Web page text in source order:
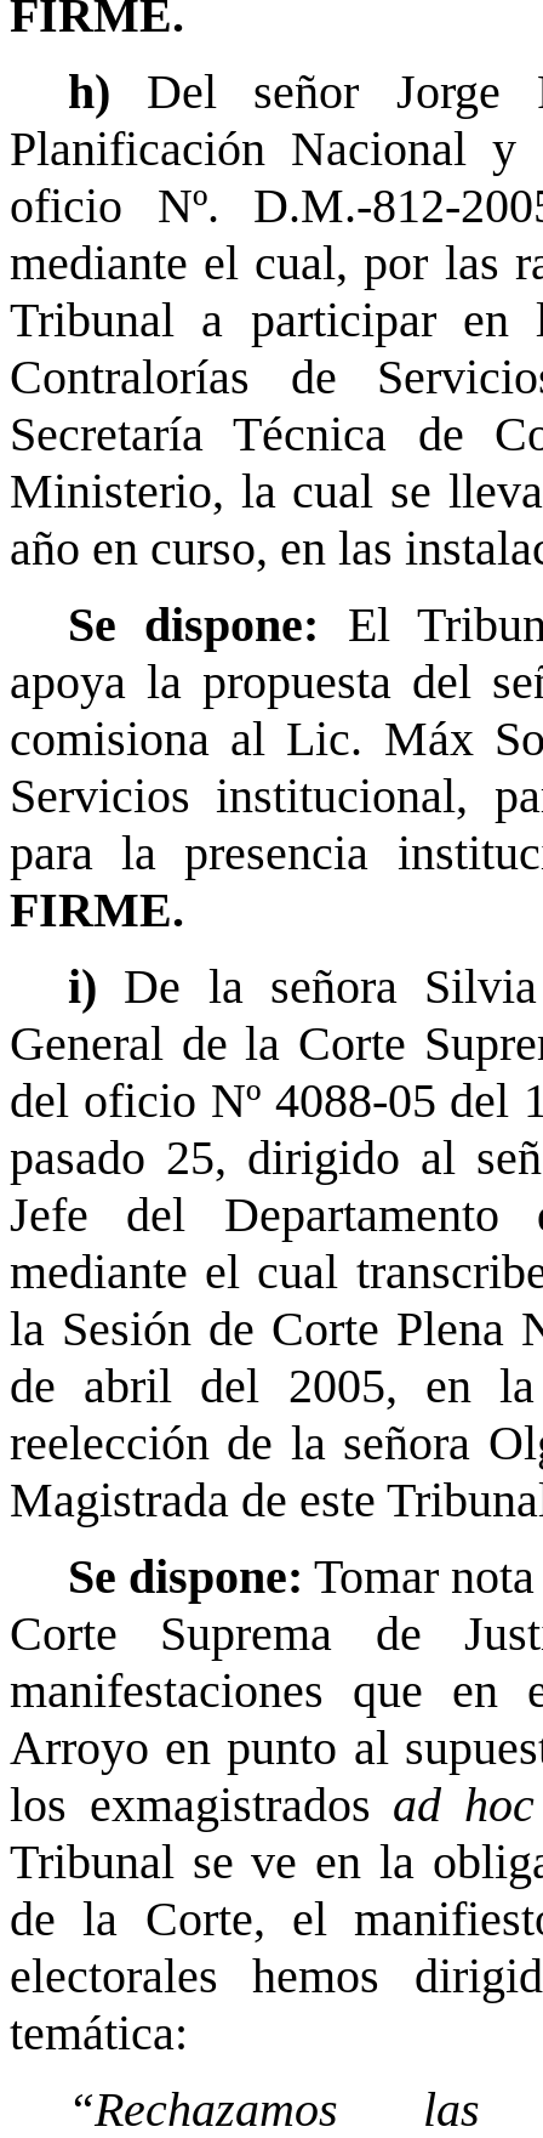
FIRME.
h) Del señor Jorge
Planificación Nacional y
oficio Nº. D.M.-812-
mediante el cual, por las
Tribunal a participar en
Contralorías de
Secretaría Técnica de
Ministerio, la cual se
año en curso, en las
Se dispone: El
apoya la propuesta del
comisiona al Lic. Máx
Servicios institucional,
para la presencia
FIRME.
i) De la señora
General de la Corte
del oficio Nº 4088-05 del
pasado 25, dirigido al
Jefe del
mediante el cual
la Sesión de Corte Plena
de abril del 2005, en
reelección de la señora
Magistrada de este
Se dispone: Tomar
Corte Suprema de
manifestaciones que en
Arroyo en punto al
los exmagistrados ad hoc
Tribunal se ve en la
de la Corte, el
electorales hemos
temática:
“Rechazamos